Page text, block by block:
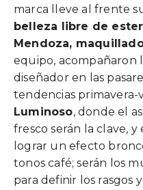
marca lleve al frente
belleza libre de
Mendoza,
equipo, acompañaron
diseñador en las
tendencias primavera-
Luminoso, donde el
fresco serán la clave, y
lograr un efecto
tonos café; serán los
para definir los rasgos